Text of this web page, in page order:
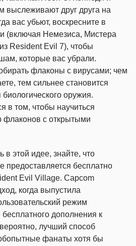
выслеживают друг друга на
вас убьют, воскресните в
(включая Немезиса, Мистера
Resident Evil 7), чтобы
которые вас убрали.
флаконы с вирусами; чем
тем сильнее становится
оружия.
в том, чтобы научиться
флаконов с открытыми
в этой идее, знайте, что
предоставляется бесплатно
Evil Village. Capcom
когда выпустила
режим
дополнения к
лучший способ
фанаты хотя бы